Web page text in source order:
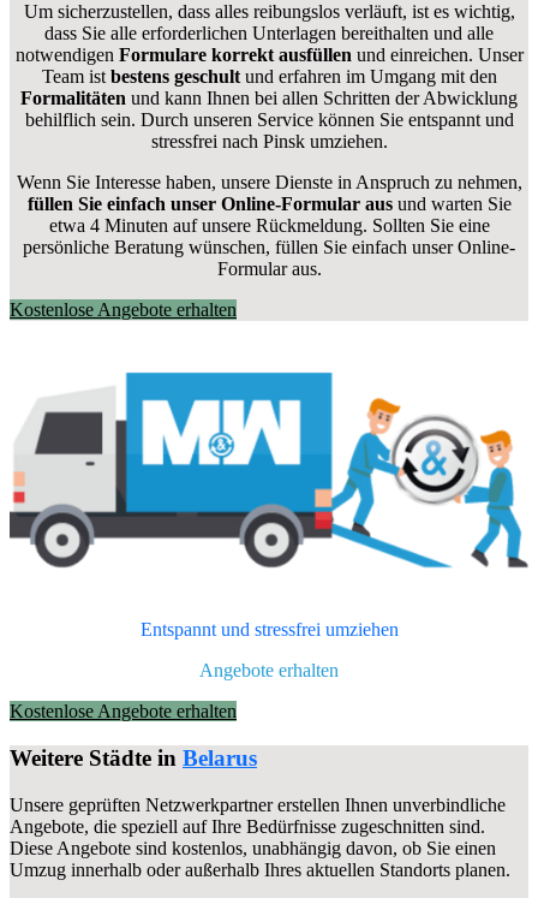
Um sicherzustellen, dass alles reibungslos verläuft, ist es wichtig,
dass Sie alle erforderlichen Unterlagen bereithalten und alle
notwendigen Formulare korrekt ausfüllen und einreichen. Unser
Team istbestens geschultund erfahren im Umgang mit den
Formalitäten und kann Ihnen bei allen Schritten der Abwicklung
behilflich sein. Durch unseren Service können Sie entspannt und
stressfrei nach Pinsk umziehen.
Wenn Sie Interesse haben, unsere Dienste in Anspruch zu nehmen,
füllen Sie einfach unser Online-Formular ausund warten Sie
etwa 4 Minuten auf unsere Rückmeldung. Sollten Sie eine
persönliche Beratung wünschen, füllen Sie einfach unser Online-
Formular aus.
Kostenlose Angebote erhalten
Entspannt und stressfrei umziehen
Angebote erhalten
Kostenlose Angebote erhalten
Weitere Städte in Belarus
Unsere geprüften Netzwerkpartner erstellen Ihnen unverbindliche
Angebote, die speziell auf Ihre Bedürfnisse zugeschnitten sind.
Diese Angebote sind kostenlos, unabhängig davon, ob Sie einen
Umzug innerhalb oder außerhalb Ihres aktuellen Standorts planen.